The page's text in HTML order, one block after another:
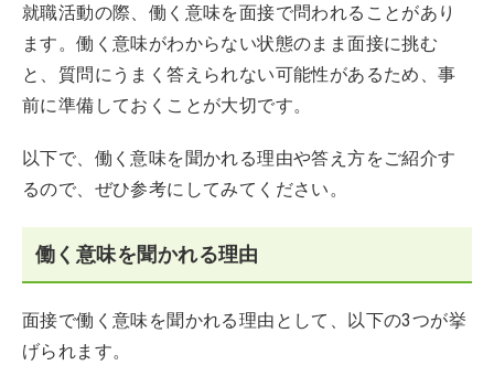
就職活動の際、働く意味を面接で問われることがあり
ます。働く意味がわからない状態のまま面接に挑む
と、質問にうまく答えられない可能性があるため、事
前に準備しておくことが大切です。
以下で、働く意味を聞かれる理由や答え方をご紹介す
るので、ぜひ参考にしてみてください。
働く意味を聞かれる理由
面接で働く意味を聞かれる理由として、以下の3つが挙
げられます。